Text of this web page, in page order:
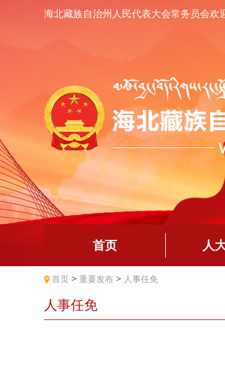
海北藏族自治州人民代表大会常务员会欢
首页 人
首页 > 重要发布 > 人事任免
人事任免